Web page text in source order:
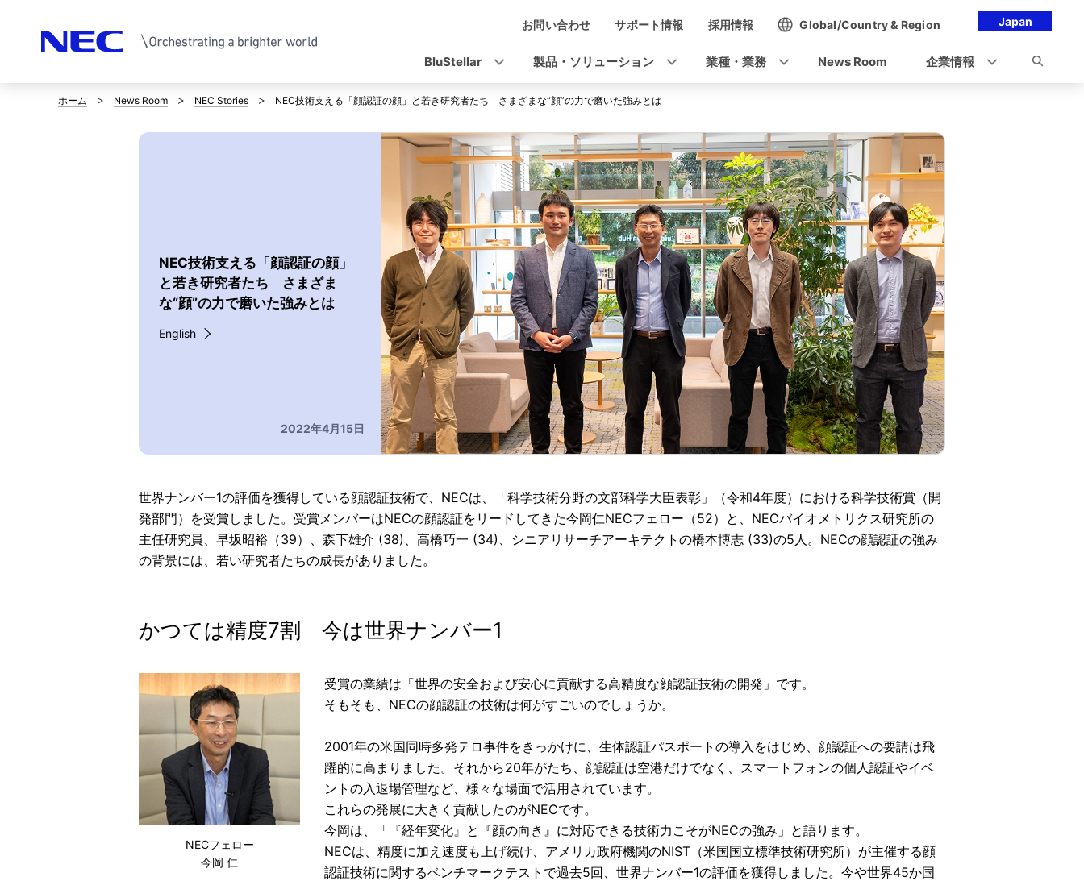
Japan
ゲ
シ
ン
お問い合わせ サポート情報 採用情報 Global/Country & Region
BluStellar 製品・ソリューション 業種・業務 News Room 企業情報
サ
ホーム News Room NEC Stories NEC技術支える「顔認証の顔」と若き研究者たち さまざまな“顔”の力で磨いた強みとは
NEC技術支える「顔認証の顔」
と若き研究者たち さまざま
な“顔”の力で磨いた強みとは
English
2022年4月15日
世界ナンバー1の評価を獲得している顔認証技術で、NECは、「科学技術分野の文部科学大臣表彰」（令和4年度）における科学技術賞（開
発部門）を受賞しました。受賞メンバーはNECの顔認証をリードしてきた今岡仁NECフェロー（52）と、NECバイオメトリクス研究所の
主任研究員、早坂昭裕（39）、森下雄介 (38)、高橋巧一 (34)、シニアリサーチアーキテクトの橋本博志 (33)の5人。NECの顔認証の強み
の背景には、若い研究者たちの成長がありました。
かつては精度7割 今は世界ナンバー1
NECフェロー
今岡 仁
受賞の業績は「世界の安全および安心に貢献する高精度な顔認証技術の開発」です。
そもそも、NECの顔認証の技術は何がすごいのでしょうか。
2001年の米国同時多発テロ事件をきっかけに、生体認証パスポートの導入をはじめ、顔認証への要請は飛
躍的に高まりました。それから20年がたち、顔認証は空港だけでなく、スマートフォンの個人認証やイベ
ントの入退場管理など、様々な場面で活用されています。
これらの発展に大きく貢献したのがNECです。
今岡は、「『経年変化』と『顔の向き』に対応できる技術力こそがNECの強み」と語ります。
NECは、精度に加え速度も上げ続け、アメリカ政府機関のNIST（米国国立標準技術研究所）が主催する顔
認証技術に関するベンチマークテストで過去5回、世界ナンバー1の評価を獲得しました。今や世界45か国